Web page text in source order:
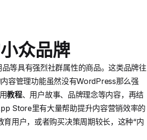
众品牌
等具有强烈社群属性的商品。这类品牌往
容管理功能虽然没有WordPress那么强
教程、用户故事、品牌理念等内容，再结
Store里有大量帮助提升内容营销效率的
用户，或者购买决策周期较长，这种“内